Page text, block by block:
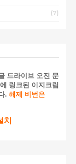
(7)
드라이브 오진 문
링크된 이지크립
. 해제 비번은
치